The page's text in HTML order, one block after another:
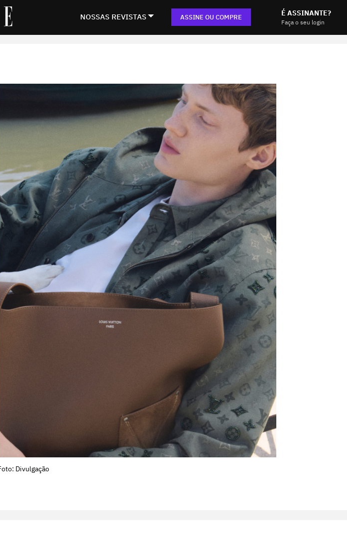
NOSSAS REVISTAS ASSINE OU COMPRE É ASSINANTE?
Faça o seu login
Williams
Divulgação